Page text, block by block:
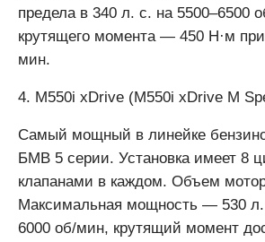
предела в 340 л. с. на 5500–6500
крутящего момента — 450 Н·м
мин.
4. M550i xDrive (M550i xDrive M
Самый мощный в линейке
БМВ 5 серии. Установка имеет 8
клапанами в каждом. Объем
Максимальная мощность — 530 л.
6000 об/мин, крутящий момент